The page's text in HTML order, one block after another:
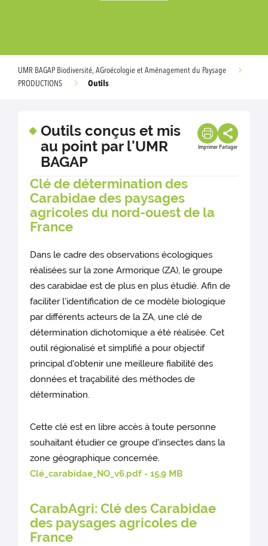
UMR BAGAP Biodiversité, AGroécologie et Aménagement du Paysage
PRODUCTIONS
Outils
Outils conçus et mis
au point par l'UMR
BAGAP
Imprimer Partager
Clé de détermination des
Carabidae des paysages
agricoles du nord-ouest de la
France
Dans le cadre des observations écologiques
réalisées sur la zone Armorique (ZA), le groupe
des carabidae est de plus en plus étudié. Afin de
faciliter l'identification de ce modèle biologique
par différents acteurs de la ZA, une clé de
détermination dichotomique a été réalisée. Cet
outil régionalisé et simplifié a pour objectif
principal d'obtenir une meilleure fiabilité des
données et traçabilité des méthodes de
détermination.
Cette clé est en libre accès à toute personne
souhaitant étudier ce groupe d'insectes dans la
zone géographique concernée.
Clé_carabidae_NO_v6.pdf - 15,9 MB
CarabAgri: Clé des Carabidae
des paysages agricoles de
France